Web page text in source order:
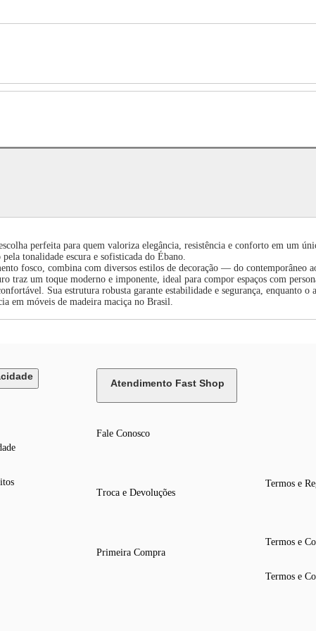
perfeita para quem valoriza elegância, resistência e conforto em um
tonalidade escura e sofisticada do Ébano.
fosco, combina com diversos estilos de decoração — do contemporâneo
traz um toque moderno e imponente, ideal para compor espaços com
Sua estrutura robusta garante estabilidade e segurança, enquanto
em móveis de madeira maciça no Brasil.
Atendimento Fast Shop
Fale Conosco
Troca e Devoluções
Primeira Compra
Termos e
Termos e
Termos e